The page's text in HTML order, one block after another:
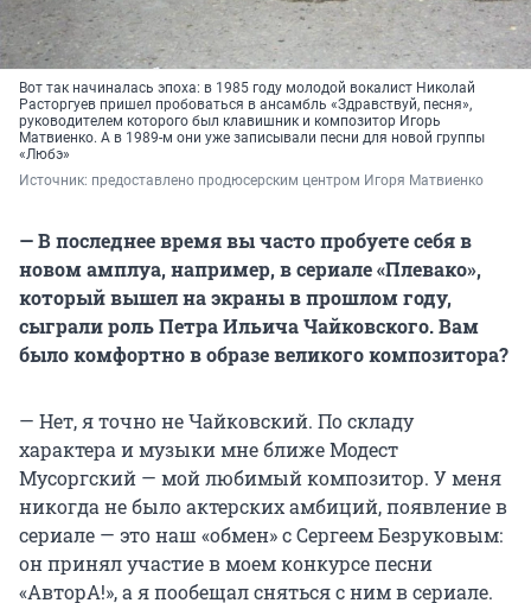
Вот так начиналась эпоха: в 1985 году молодой вокалист Николай
Расторгуев пришел пробоваться в ансамбль «Здравствуй, песня»,
руководителем которого был клавишник и композитор Игорь
Матвиенко. А в 1989-м они уже записывали песни для новой группы
«Любэ»
Источник: предоставлено продюсерским центром Игоря Матвиенко
— ​​​​​​​​​​​​​​​​​​​​​В последнее время вы часто пробуете себя в
новом амплуа, например, в сериале «Плевако»,
который вышел на экраны в прошлом году,
сыграли роль Петра Ильича Чайковского. Вам
было комфортно в образе великого композитора?
— Нет, я точно не Чайковский. По складу
характера и музыки мне ближе Модест
Мусоргский — мой любимый композитор. У меня
никогда не было актерских амбиций, появление в
сериале — это наш «обмен» с Сергеем Безруковым:
он принял участие в моем конкурсе песни
«АвторА!», а я пообещал сняться с ним в сериале.